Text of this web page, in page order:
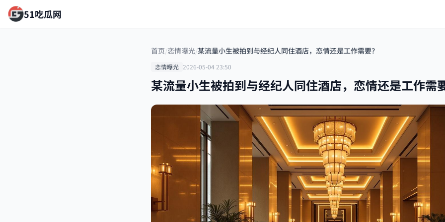
51吃瓜网
首页/恋情曝光/某流量小生被拍到与经纪人同住酒店，恋情还是工作需要？
恋情曝光 2026-05-04 23:50
某流量小生被拍到与经纪人同住酒店，恋情还是工作需